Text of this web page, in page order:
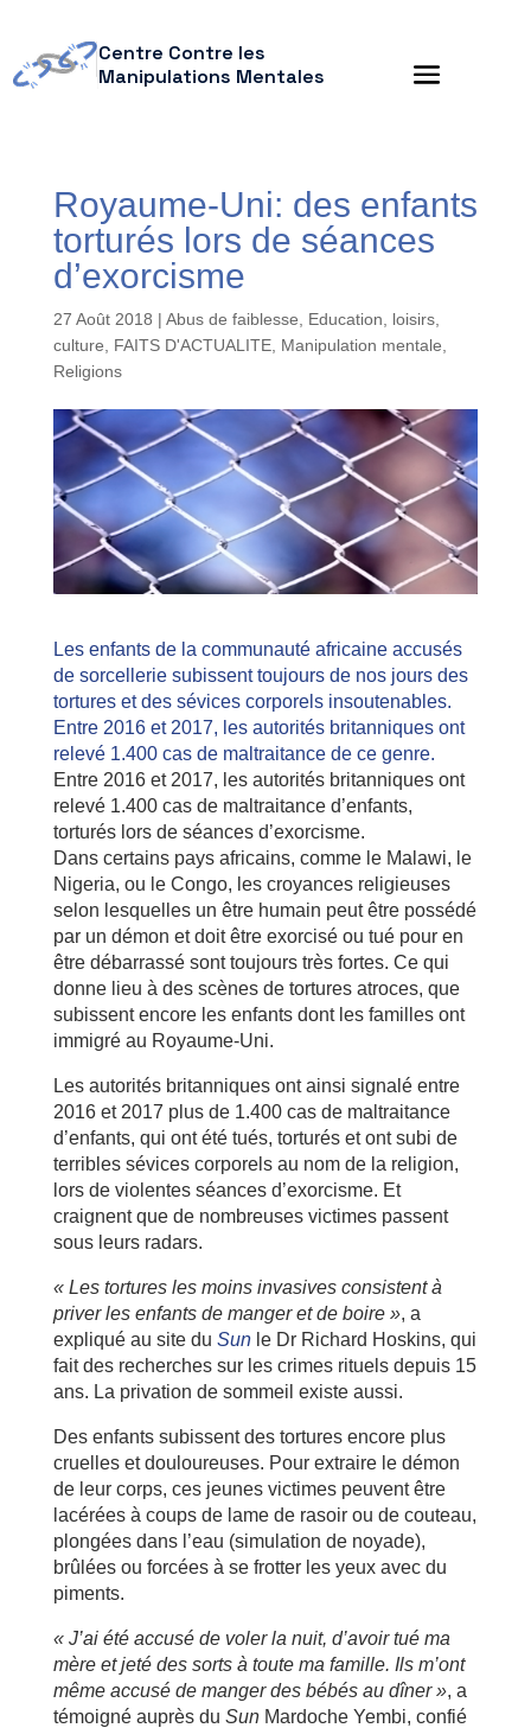
Centre Contre les
Manipulations Mentales
Royaume-Uni: des enfants
torturés lors de séances
d’exorcisme
27 Août 2018 | Abus de faiblesse
Education, loisirs,
culture
FAITS D'ACTUALITE, Manipulation mentale
Religions
Les enfants de la communauté africaine accusés
de sorcellerie subissent toujours de nos jours des
tortures et des sévices corporels insoutenables.
Entre 2016 et 2017, les autorités britanniques ont
relevé 1.400 cas de maltraitance de ce genre.
Entre 2016 et 2017, les autorités britanniques ont
relevé 1.400 cas de maltraitance d’enfants,
torturés lors de séances d’exorcisme.
Dans certains pays africains, comme le Malawi, le
Nigeria, ou le Congo, les croyances religieuses
selon lesquelles un être humain peut être possédé
par un démon et doit être exorcisé ou tué pour en
être débarrassé sont toujours très fortes. Ce qui
donne lieu à des scènes de tortures atroces, que
subissent encore les enfants dont les familles ont
immigré au Royaume-Uni.
Les autorités britanniques ont ainsi signalé entre
2016 et 2017 plus de 1.400 cas de maltraitance
d’enfants, qui ont été tués, torturés et ont subi de
terribles sévices corporels au nom de la religion,
lors de violentes séances d’exorcisme. Et
craignent que de nombreuses victimes passent
sous leurs radars.
« Les tortures les moins invasives consistent à
priver les enfants de manger et de boire », a
expliqué au site du Sunle Dr Richard Hoskins, qui
fait des recherches sur les crimes rituels depuis 15
ans. La privation de sommeil existe aussi.
Des enfants subissent des tortures encore plus
cruelles et douloureuses. Pour extraire le démon
de leur corps, ces jeunes victimes peuvent être
lacérées à coups de lame de rasoir ou de couteau,
plongées dans l’eau (simulation de noyade),
brûlées ou forcées à se frotter les yeux avec du
piments.
« J’ai été accusé de voler la nuit, d’avoir tué ma
mère et jeté des sorts à toute ma famille. Ils m’ont
même accusé de manger des bébés au dîner », a
témoigné auprès du SunMardoche Yembi, confié